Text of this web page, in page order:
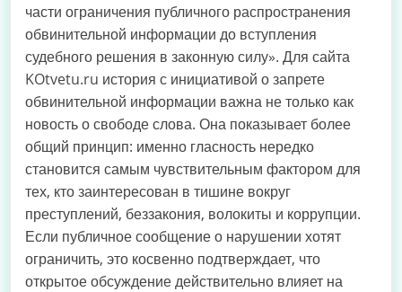
части ограничения публичного распространения
обвинительной информации до вступления
судебного решения в законную силу». Для сайта
KOtvetu.ru история с инициативой о запрете
обвинительной информации важна не только как
новость о свободе слова. Она показывает более
общий принцип: именно гласность нередко
становится самым чувствительным фактором для
тех, кто заинтересован в тишине вокруг
преступлений, беззакония, волокиты и коррупции.
Если публичное сообщение о нарушении хотят
ограничить, это косвенно подтверждает, что
открытое обсуждение действительно влияет на